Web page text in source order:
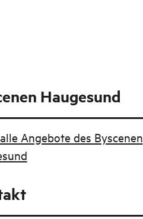
Haugesund
Angebote des Byscenen